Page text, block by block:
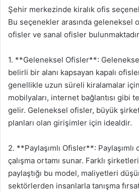
Şehir merkezinde kiralık ofis
Bu seçenekler arasında geleneksel
ofisler ve sanal ofisler
1. **Geleneksel Ofisler**:
belirli bir alanı kapsayan kapalı
genellikle uzun süreli kiralamalar
mobilyaları, internet bağlantısı gibi
gelir. Geleneksel ofisler, büyük
planları olan girişimler için idealdir.
2. **Paylaşımlı Ofisler**:
çalışma ortamı sunar. Farklı
paylaştığı bu model, maliyetleri
sektörlerden insanlarla tanışma